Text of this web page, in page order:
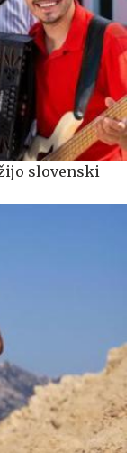
slovenski